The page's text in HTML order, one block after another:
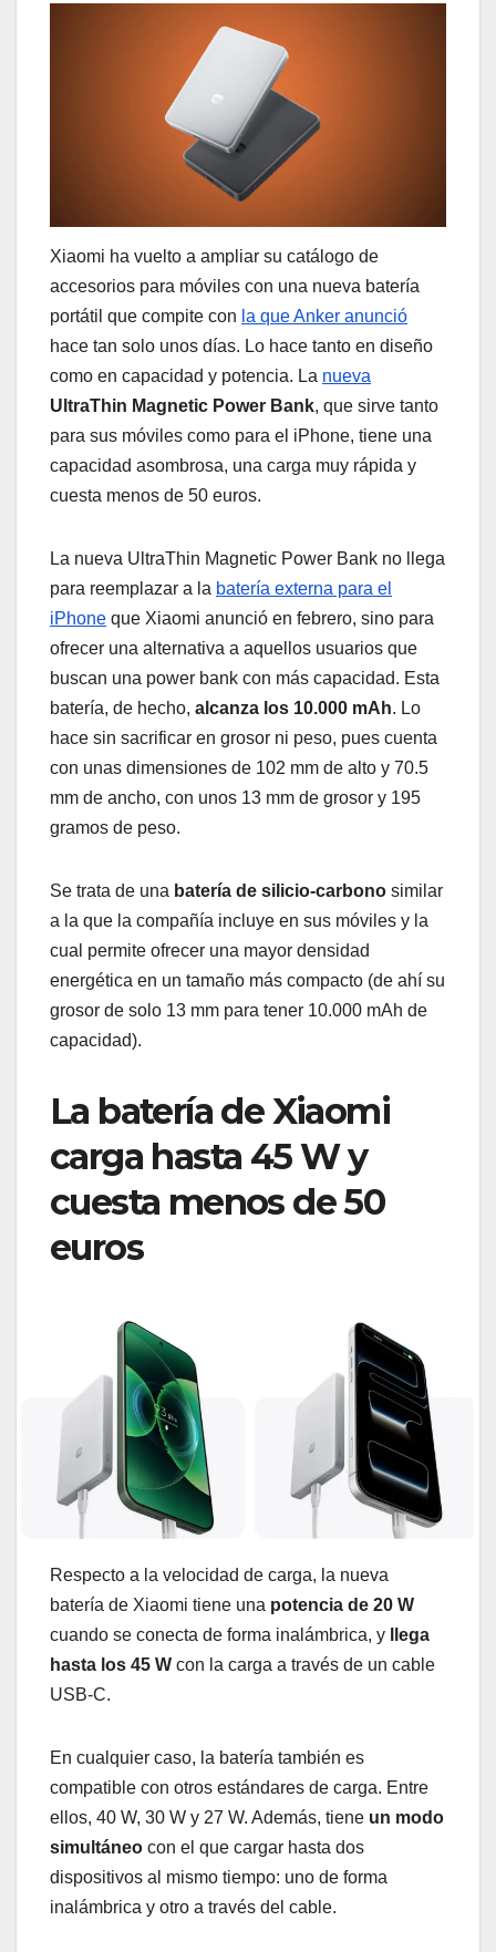
Xiaomi ha vuelto a ampliar su catálogo de
accesorios para móviles con una nueva batería
portátil que compite con la que Anker anunció
hace tan solo unos días. Lo hace tanto en diseño
como en capacidad y potencia. La nueva
UltraThin Magnetic Power Bank, que sirve tanto
para sus móviles como para el iPhone, tiene una
capacidad asombrosa, una carga muy rápida y
cuesta menos de 50 euros.
La nueva UltraThin Magnetic Power Bank no llega
para reemplazar a la batería externa para el
iPhone que Xiaomi anunció en febrero, sino para
ofrecer una alternativa a aquellos usuarios que
buscan una power bank con más capacidad. Esta
batería, de hecho, alcanza los 10.000 mAh. Lo
hace sin sacrificar en grosor ni peso, pues cuenta
con unas dimensiones de 102 mm de alto y 70.5
mm de ancho, con unos 13 mm de grosor y 195
gramos de peso.
Se trata de una batería de silicio-carbono similar
a la que la compañía incluye en sus móviles y la
cual permite ofrecer una mayor densidad
energética en un tamaño más compacto (de ahí su
grosor de solo 13 mm para tener 10.000 mAh de
capacidad).
La batería de Xiaomi
carga hasta 45 W y
cuesta menos de 50
euros
Respecto a la velocidad de carga, la nueva
batería de Xiaomi tiene una potencia de 20 W
cuando se conecta de forma inalámbrica, y
llega
hasta los 45 W con la carga a través de un cable
USB-C.
En cualquier caso, la batería también es
compatible con otros estándares de carga. Entre
ellos, 40 W, 30 W y 27 W. Además, tiene un modo
simultáneo con el que cargar hasta dos
dispositivos al mismo tiempo: uno de forma
inalámbrica y otro a través del cable.